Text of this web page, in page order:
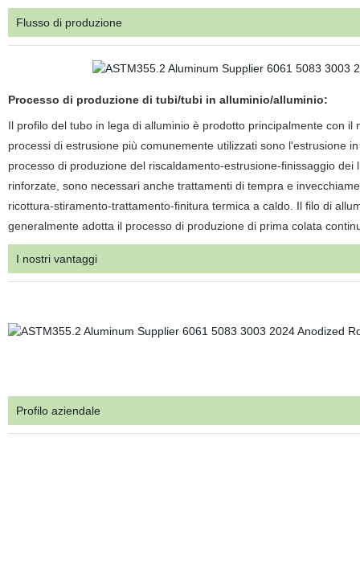
Flusso di produzione
Processo di produzione di tubi/tubi in alluminio/alluminio:
Il profilo del tubo in lega di alluminio è prodotto principalmente con
processi di estrusione più comunemente utilizzati sono l'estrusione
processo di produzione del riscaldamento-estrusione-finissaggio
rinforzate, sono necessari anche trattamenti di tempra e
ricottura-stiramento-trattamento-finitura termica a caldo. Il filo di
generalmente adotta il processo di produzione di prima colata
I nostri vantaggi
Profilo aziendale